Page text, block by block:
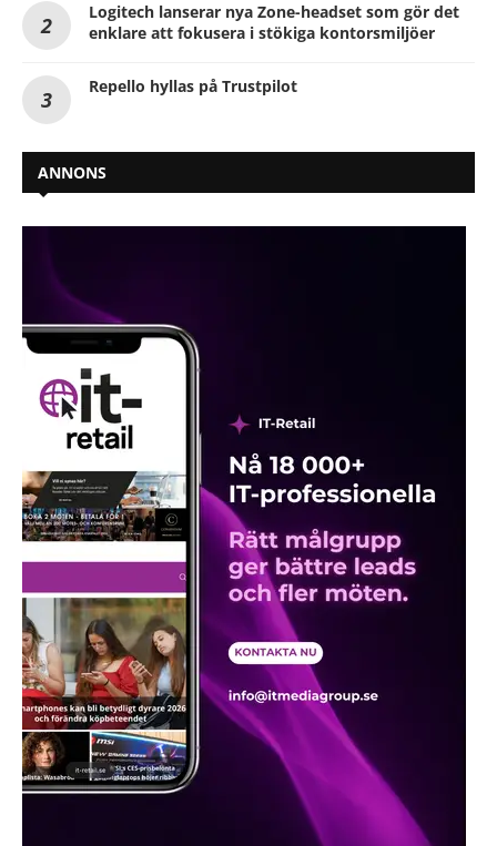
Logitech lanserar nya Zone-headset som gör det
enklare att fokusera i stökiga kontorsmiljöer
Repello hyllas på Trustpilot
ANNONS